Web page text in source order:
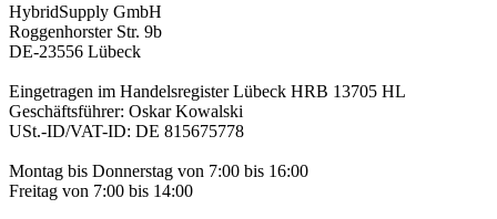
HybridSupply GmbH
Roggenhorster Str. 9b
DE-23556 Lübeck
Eingetragen im Handelsregister Lübeck HRB 13705 HL
Geschäftsführer: Oskar Kowalski
USt.-ID/VAT-ID: DE 815675778
Montag bis Donnerstag von 7:00 bis 16:00
Freitag von 7:00 bis 14:00